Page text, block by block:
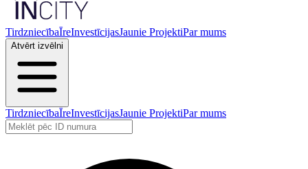
TirdzniecībaĪreInvestīcijasJaunie ProjektiPar mums
Atvērt izvēlni
TirdzniecībaĪreInvestīcijasJaunie ProjektiPar mums